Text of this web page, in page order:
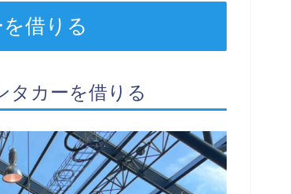
借りる
タカーを借りる